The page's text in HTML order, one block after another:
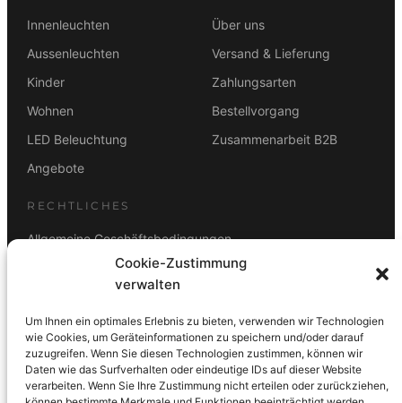
Cookie-Zustimmung
verwalten
Um Ihnen ein optimales Erlebnis zu bieten, verwenden wir Technologien
wie Cookies, um Geräteinformationen zu speichern und/oder darauf
zuzugreifen. Wenn Sie diesen Technologien zustimmen, können wir
Daten wie das Surfverhalten oder eindeutige IDs auf dieser Website
verarbeiten. Wenn Sie Ihre Zustimmung nicht erteilen oder zurückziehen,
Innenleuchten
Aussenleuchten
Kinder
Wohnen
LED Beleuchtung
Angebote
Über uns
Versand & Lieferung
Zahlungsarten
Bestellvorgang
Zusammenarbeit B2B
RECHTLICHES
Allgemeine Geschäftsbedingungen
Rücktrittsbelehrung
ZAHLUNGSARTEN
Vorkasse Visa Mastercard Link PayPal G-Pay